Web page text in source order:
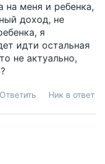
меня и ребенка,
доход, не
я
идти остальная
не актуально,
Ответить Ник в ответ